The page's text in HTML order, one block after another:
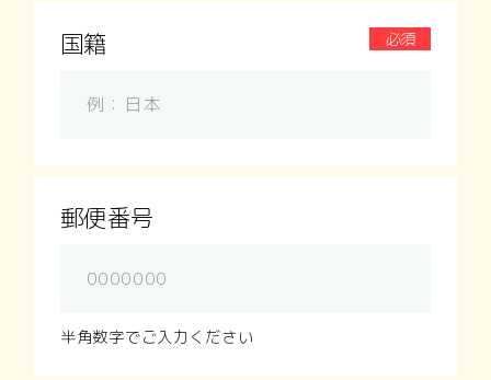
国籍 必須
郵便番号
半角数字でご入力ください